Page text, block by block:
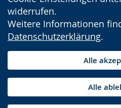
widerrufen.
Weitere Informationen
Datenschutzerklärung.
Alle
Alle